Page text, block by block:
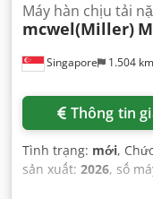
Singapore 1.504 km
Máy hàn chịu tải
mcwel(Miller)
Thông tin
Tình trạng: mới,
sản xuất: 2026, số